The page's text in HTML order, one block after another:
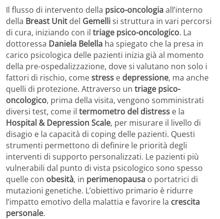
Il flusso di intervento della psico-oncologiaall’interno
della Breast Unit del Gemellisi struttura in vari percorsi
di cura, iniziando con il triage psico-oncologico. La
dottoressa Daniela Belella ha spiegato che la presa in
carico psicologica delle pazienti inizia già al momento
della pre-ospedalizzazione, dove si valutano non solo i
fattori di rischio, comestress e depressione, ma anche
quelli di protezione. Attraverso un triage psico-
oncologico, prima della visita, vengono somministrati
diversi test, come il termometro del distress e la
Hospital & Depression Scale, per misurare il livello di
disagio e la capacità di coping delle pazienti. Questi
strumenti permettono di definire le priorità degli
interventi di supporto personalizzati. Le pazienti più
vulnerabili dal punto di vista psicologico sono spesso
quelle con obesità, in perimenopausa o portatrici di
mutazioni genetiche. L’obiettivo primario è ridurre
l’impatto emotivo della malattia e favorire la crescita
personale.